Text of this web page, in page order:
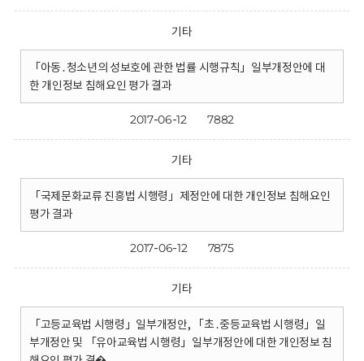
기타
「아동․청소년의 성보호에 관한 법률 시행규칙」일부개정안에 대
한 개인정보 침해요인 평가 결과
2017-06-12 7882
기타
「국제문화교류 진흥법 시행령」제정안에 대한 개인정보 침해요인
평가 결과
2017-06-12 7875
기타
「고등교육법 시행령」일부개정안, 「초․중등교육법 시행령」일
부개정안 및 「유아교육법 시행령」일부개정안에 대한 개인정보 침